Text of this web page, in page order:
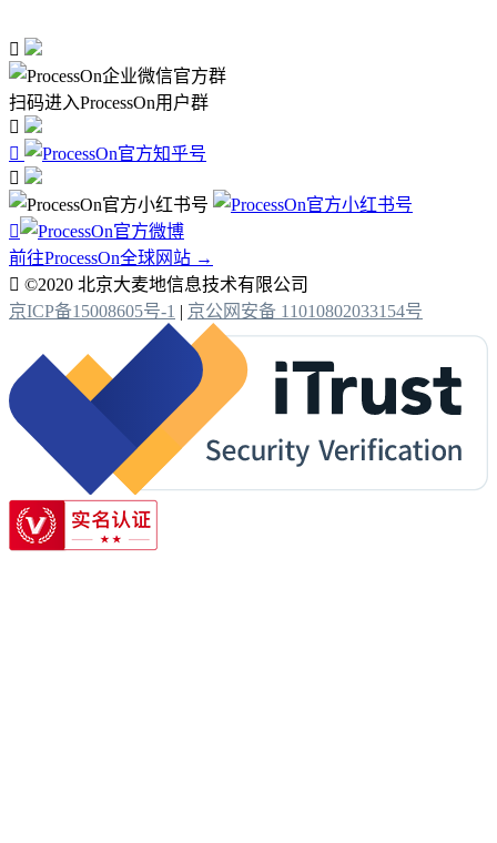

扫码进入ProcessOn用户群




前往ProcessOn全球网站 →
 ©2020 北京大麦地信息技术有限公司
京ICP备15008605号-1 | 京公网安备 11010802033154号